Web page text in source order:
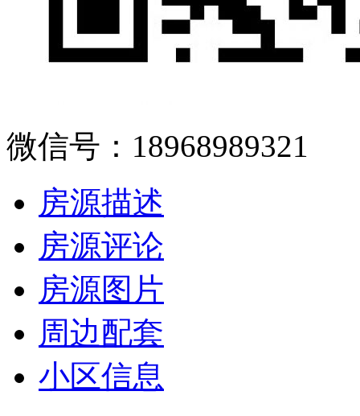
微信号：18968989321
房源描述
房源评论
房源图片
周边配套
小区信息